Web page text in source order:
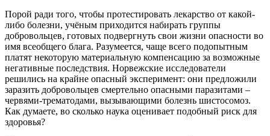
Порой ради того, чтобы протестировать лекарство от какой-
либо болезни, учёным приходится набирать группы
добровольцев, готовых подвергнуть свои жизни опасности во
имя всеобщего блага. Разумеется, чаще всего подопытным
платят некоторую материальную компенсацию за возможные
негативные последствия. Норвежские исследователи
решились на крайне опасный эксперимент: они предложили
заразить добровольцев смертельно опасными паразитами –
червями-трематодами, вызывающими болезнь шистосомоз.
Как думаете, во сколько наука оценивает подобный риск для
здоровья?